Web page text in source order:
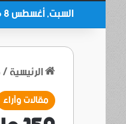
السبت, أغسطس 8 2026
الرئيسية/
مقالات وآراء